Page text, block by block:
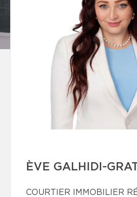
ÈVE GALHIDI-
COURTIER IMMOBILIER